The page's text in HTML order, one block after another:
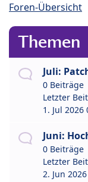
Foren-Übersicht
Themen
Juli:
0 Beiträge
Letzter
1. Jul 2026
Juni:
0 Beiträge
Letzter
2. Jun